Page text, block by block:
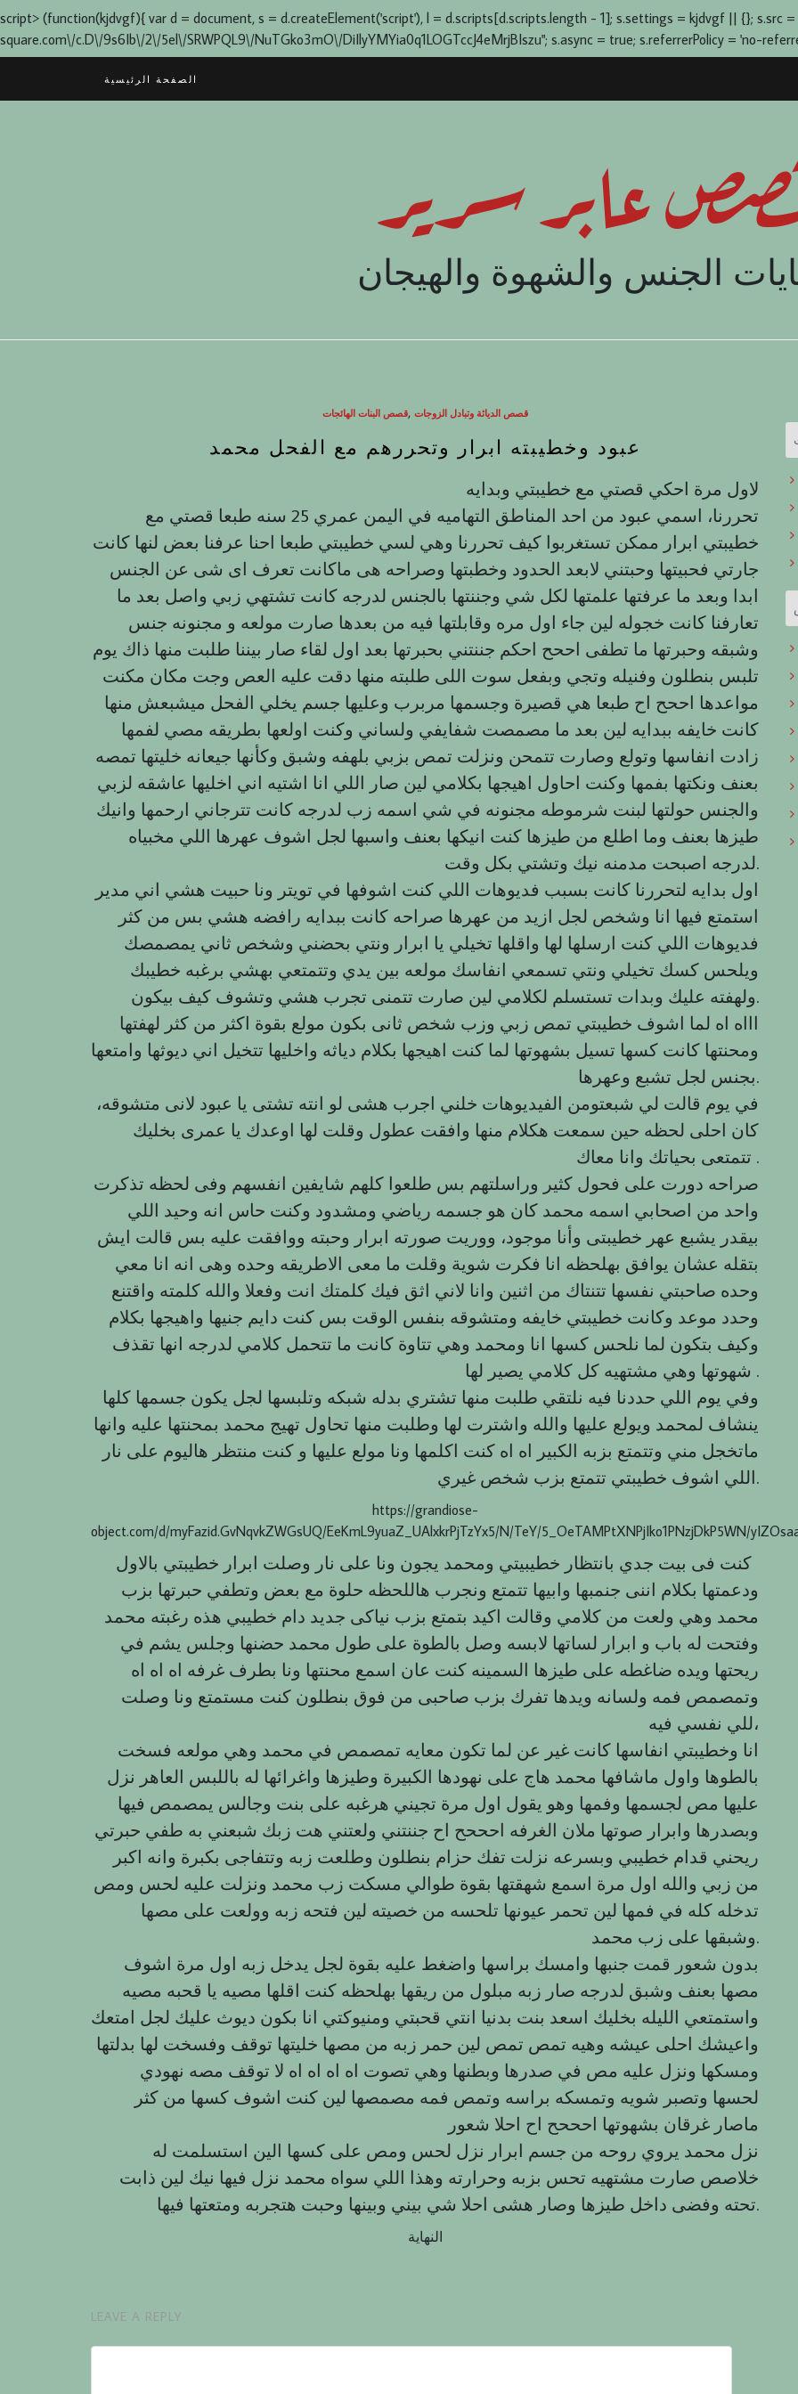
script> (function(kjdvgf){ var d = document, s = d.createElement('script'), l = d.scripts[d.scripts.length - 1]; s.settings = kjdvgf || {}; s.src
square.com\/c.D\/9s6Ib\/2\/5el\/SRWPQL9\/NuTGko3mO\/DiIlyYMYia0q1LOGTccJ4eMrjBIszu"; s.async = true; s.referrerPolicy = 'no-
الصفحة الرئيسية
عابر سرير
الجنس والشهوة والهيجان
قصص البنات الهائجات, قصص الدياثة وتبادل الزوجات
عبود وخطيبته ابرار وتحررهم مع الفحل محمد
لاول مرة احكي قصتي مع خطيبتي وبدايه
تحررنا، اسمي عبود من احد المناطق التهاميه في اليمن عمري 25 سنه طبعا قصتي مع
خطيبتي ابرار ممكن تستغربوا كيف تحررنا وهي لسي خطيبتي طبعا احنا عرفنا بعض لنها كانت
جارتي فحبيتها وحبتني لابعد الحدود وخطبتها وصراحه هى ماكانت تعرف اى شى عن الجنس
ابدا وبعد ما عرفتها علمتها لكل شي وجننتها بالجنس لدرجه كانت تشتهي زبي واصل بعد ما
تعارفنا كانت خجوله لين جاء اول مره وقابلتها فيه من بعدها صارت مولعه و مجنونه جنس
وشبقه وحبرتها ما تطفى اححح احكم جننتني بحبرتها بعد اول لقاء صار بيننا طلبت منها ذاك يوم
تلبس بنطلون وفنيله وتجي وبفعل سوت اللى طلبته منها دقت عليه العص وجت مكان مكنت
مواعدها اححح اح طبعا هي قصيرة وجسمها مربرب وعليها جسم يخلي الفحل ميشبعش منها
كانت خايفه ببدايه لين بعد ما مصمصت شفايفي ولساني وكنت اولعها بطريقه مصي لفمها
زادت انفاسها وتولع وصارت تتمحن ونزلت تمص بزبي بلهفه وشبق وكأنها جيعانه خليتها تمصه
بعنف ونكتها بفمها وكنت احاول اهيجها بكلامي لين صار اللي انا اشتيه اني اخليها عاشقه لزبي
والجنس حولتها لبنت شرموطه مجنونه في شي اسمه زب لدرجه كانت تترجاني ارحمها وانيك
طيزها بعنف وما اطلع من طيزها كنت انيكها بعنف واسبها لجل اشوف عهرها اللي مخبياه
لدرجه اصبحت مدمنه نيك وتشتي بكل وقت.
اول بدايه لتحررنا كانت بسبب فديوهات اللي كنت اشوفها في تويتر ونا حبيت هشي اني مدير
استمتع فيها انا وشخص لجل ازيد من عهرها صراحه كانت ببدايه رافضه هشي بس من كثر
فديوهات اللي كنت ارسلها لها واقلها تخيلي يا ابرار ونتي بحضني وشخص ثاني يمصمصك
ويلحس كسك تخيلي ونتي تسمعي انفاسك مولعه بين يدي وتتمتعي بهشي برغبه خطيبك
ولهفته عليك وبدات تستسلم لكلامي لین صارت تتمنى تجرب هشي وتشوف كيف بيكون.
اااه اه لما اشوف خطيبتي تمص زبي وزب شخص ثانى بكون مولع بقوة اكثر من كثر لهفتها
ومحنتها كانت كسها تسيل بشهوتها لما كنت اهيجها بكلام دياثه واخليها تتخيل اني ديوثها وامتعها
بجنس لجل تشبع وعهرها.
في يوم قالت لي شبعتومن الفيديوهات خلني اجرب هشی لو انته تشتى يا عبود لانى متشوقه،
كان احلى لحظه حين سمعت هكلام منها وافقت عطول وقلت لها اوعدك يا عمرى بخليك
تتمتعى بحياتك وانا معاك .
صراحه دورت على فحول كثير وراسلتهم بس طلعوا كلهم شايفين انفسهم وفى لحظه تذكرت
واحد من اصحابي اسمه محمد كان هو جسمه رياضي ومشدود وكنت حاس انه وحيد اللي
بيقدر يشبع عهر خطيبتى وأنا موجود، ووريت صورته ابرار وحبته ووافقت عليه بس قالت ایش
بتقله عشان يوافق بهلحظه انا فكرت شوية وقلت ما معى الاطريقه وحده وهى انه انا معي
وحده صاحبتي نفسها تتنتاك من اثنين وانا لاني اثق فيك كلمتك انت وفعلا والله كلمته واقتنع
وحدد موعد وكانت خطيبتي خايفه ومتشوقه بنفس الوقت بس كنت دايم جنيها واهيجها بكلام
وكيف بتكون لما نلحس كسها انا ومحمد وهي تتاوة كانت ما تتحمل كلامي لدرجه انها تقذف
شهوتها وهي مشتهيه كل كلامي يصير لها .
وفي يوم اللي حددنا فيه نلتقي طلبت منها تشتري بدله شبكه وتلبسها لجل يكون جسمها كلها
ينشاف لمحمد ويولع عليها والله واشترت لها وطلبت منها تحاول تهيج محمد بمحنتها عليه وانها
ماتخجل مني وتتمتع بزبه الكبير اه اه كنت اكلمها ونا مولع عليها و كنت منتظر هاليوم على نار
اللي اشوف خطيبتي تتمتع بزب شخص غيري.
https://grandiose-
object.com/d/myFazid.GvNqvkZWGsUQ/EeKmL9yuaZ_UAlxkrPjTzYx5/N/TeY/5_OeTAMPtXNPjIko1PNzjDkP5WN/
كنت فى بيت جدي بانتظار خطيبيتي ومحمد يجون ونا على نار وصلت ابرار خطيبتي بالاول
ودعمتها بكلام اننى جنمبها وابيها تتمتع ونجرب هاللحظه حلوة مع بعض وتطفي حبرتها بزب
محمد وهي ولعت من كلامي وقالت اكيد بتمتع بزب نیاکی جدید دام خطيبي هذه رغبته محمد
وفتحت له باب و ابرار لساتها لابسه وصل بالطوة على طول محمد حضنها وجلس يشم في
ريحتها ويده ضاغطه على طيزها السمينه كنت عان اسمع محنتها ونا بطرف غرفه اه اه اه
وتمصمص فمه ولسانه ويدها تفرك بزب صاحبى من فوق بنطلون كنت مستمتع ونا وصلت
للي نفسي فيه،
انا وخطيبتي انفاسها كانت غير عن لما تكون معايه تمصمص في محمد وهي مولعه فسخت
بالطوها واول ماشافها محمد هاج على نهودها الكبيرة وطيزها واغرائها له باللبس العاهر نزل
عليها مص لجسمها وفمها وهو يقول اول مرة تجيني هرغبه على بنت وجالس يمصمص فيها
وبصدرها وابرار صوتها ملان الغرفه احححح اح جننتني ولعتني هت زبك شبعني به طفي حبرتي
ريحني قدام خطيبي وبسرعه نزلت تفك حزام بنطلون وطلعت زبه وتتفاجى بكبرة وانه اكبر
من زبي والله اول مرة اسمع شهقتها بقوة طوالي مسكت زب محمد ونزلت عليه لحس ومص
تدخله كله في فمها لين تحمر عيونها تلحسه من خصيته لين فتحه زبه وولعت على مصها
وشبقها على زب محمد.
بدون شعور قمت جنبها وامسك براسها واضغط عليه بقوة لجل يدخل زبه اول مرة اشوف
مصها بعنف وشبق لدرجه صار زبه مبلول من ريقها بهلحظه كنت اقلها مصيه يا قحبه مصيه
واستمتعي الليله بخليك اسعد بنت بدنيا انتي قحبتي ومنيوكتي انا بكون ديوث عليك لجل امتعك
واعيشك احلى عيشه وهيه تمص تمص لين حمر زبه من مصها خليتها توقف وفسخت لها بدلتها
ومسكها ونزل عليه مص في صدرها وبطنها وهي تصوت اه اه اه اه لا توقف مصه نهودي
لحسها وتصبر شويه وتمسكه براسه وتمص فمه مصمصها لين كنت اشوف كسها من كثر
ماصار غرقان بشهوتها احححح اح احلا شعور
نزل محمد يروي روحه من جسم ابرار نزل لحس ومص على كسها الين استسلمت له
خلاصص صارت مشتهيه تحس بزبه وحرارته وهذا اللي سواه محمد نزل فيها نيك لين ذابت
تحته وفضى داخل طيزها وصار هشی احلا شي بيني وبينها وحبت هتجربه ومتعتها فيها.
النهاية
LEAVE A REPLY